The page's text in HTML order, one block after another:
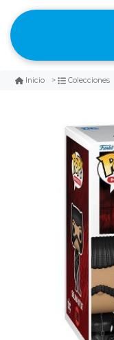
Inicio Colecciones